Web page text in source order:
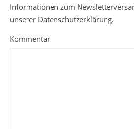
Informationen zum
unserer Datenschutzerklärung.
Kommentar